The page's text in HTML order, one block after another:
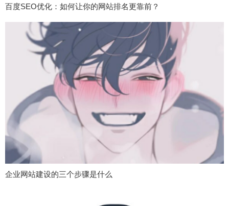
百度SEO优化：如何让你的网站排名更靠前？
企业网站建设的三个步骤是什么